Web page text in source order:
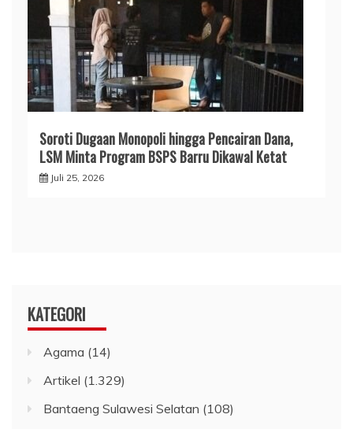
​Soroti Dugaan Monopoli hingga Pencairan Dana,
LSM Minta Program BSPS Barru Dikawal Ketat
Juli 25, 2026
KATEGORI
Agama (14)
Artikel (1.329)
Bantaeng Sulawesi Selatan (108)